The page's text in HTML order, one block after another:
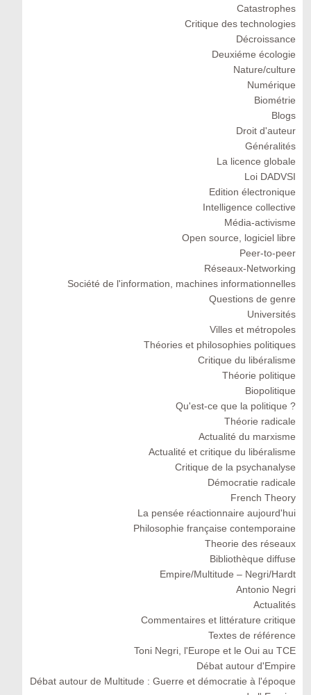
Catastrophes
Critique des technologies
Décroissance
Deuxiéme écologie
Nature/culture
Numérique
Biométrie
Blogs
Droit d'auteur
Généralités
La licence globale
Loi DADVSI
Edition électronique
Intelligence collective
Média-activisme
Open source, logiciel libre
Peer-to-peer
Réseaux-Networking
Société de l'information, machines informationnelles
Questions de genre
Universités
Villes et métropoles
Théories et philosophies politiques
Critique du libéralisme
Théorie politique
Biopolitique
Qu'est-ce que la politique ?
Théorie radicale
Actualité du marxisme
Actualité et critique du libéralisme
Critique de la psychanalyse
Démocratie radicale
French Theory
La pensée réactionnaire aujourd'hui
Philosophie française contemporaine
Theorie des réseaux
Bibliothèque diffuse
Empire/Multitude – Negri/Hardt
Antonio Negri
Actualités
Commentaires et littérature critique
Textes de référence
Toni Negri, l'Europe et le Oui au TCE
Débat autour d'Empire
Débat autour de Multitude : Guerre et démocratie à l'époque